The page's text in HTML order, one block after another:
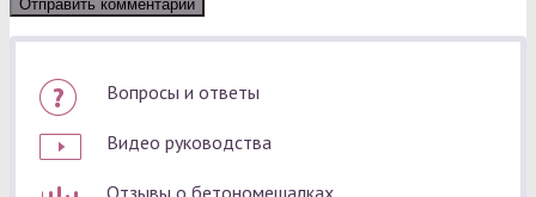
Вопросы и ответы
Видео руководства